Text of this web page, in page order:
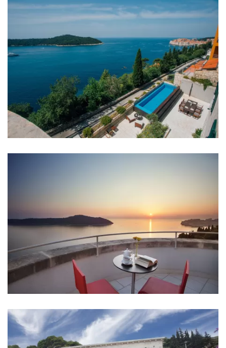
Sobe
Soba 1: Bračni krevet: 1
Soba 2: Bračni krevet: 1
Soba 3: Bračni krevet: 1
Soba 4: Bračni krevet: 1
Klima u svakoj sobi
Krevetić za bebu
Kupaonice